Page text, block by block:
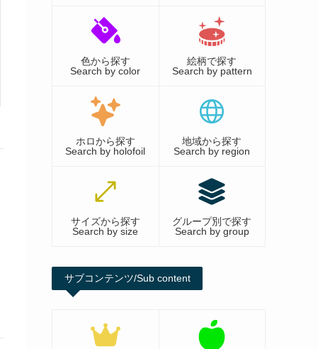
色から探す
Search by color
絵柄で探す
Search by pattern
ホロから探す
Search by holofoil
地域から探す
Search by region
サイズから探す
Search by size
グループ別で探す
Search by group
サブコンテンツ/Sub content